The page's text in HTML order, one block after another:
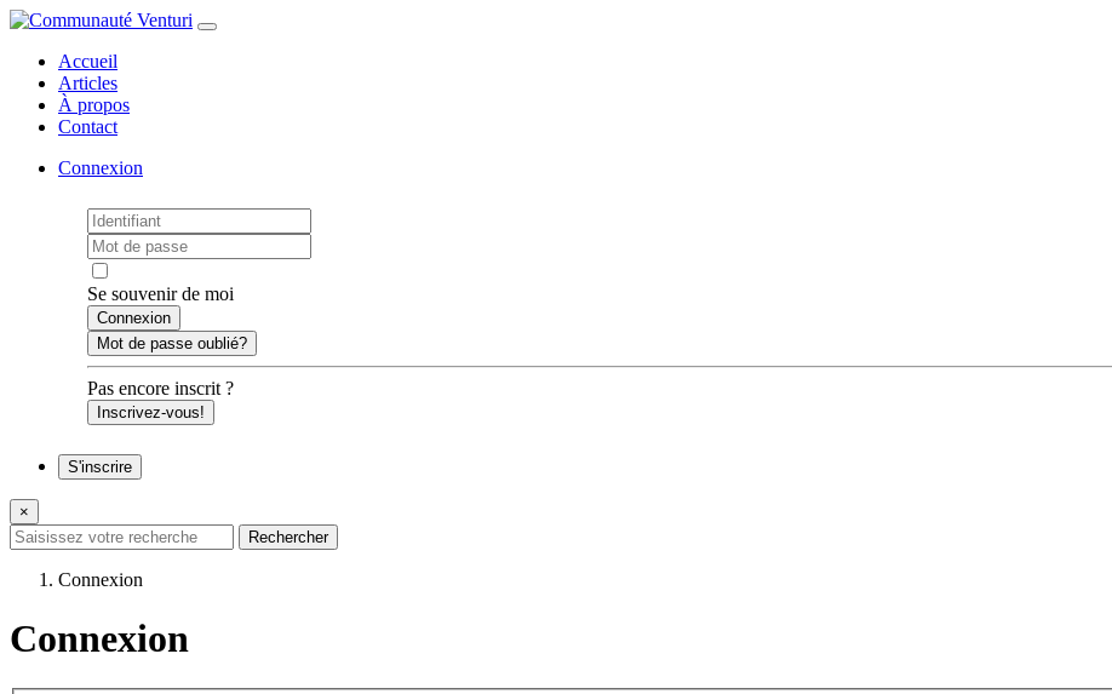
Accueil
Articles
À propos
Contact
Connexion
Se souvenir de moi
Mot de passe oublié?
Pas encore inscrit ?
Inscrivez-vous!
S'inscrire
×
Connexion
Connexion